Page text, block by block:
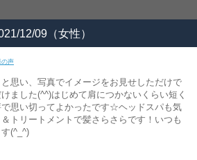
12/09（女性）
の声
思い、写真でイメージをお見せしただけで
ました(^^)はじめて肩につかないくらい短く
で思い切ってよかったです☆ヘッドスパも気
トリートメントで髪さらさらです！いつも
(^_^)